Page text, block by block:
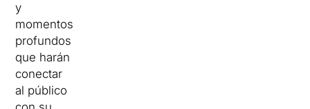
y
momentos
profundos
que harán
conectar
al público